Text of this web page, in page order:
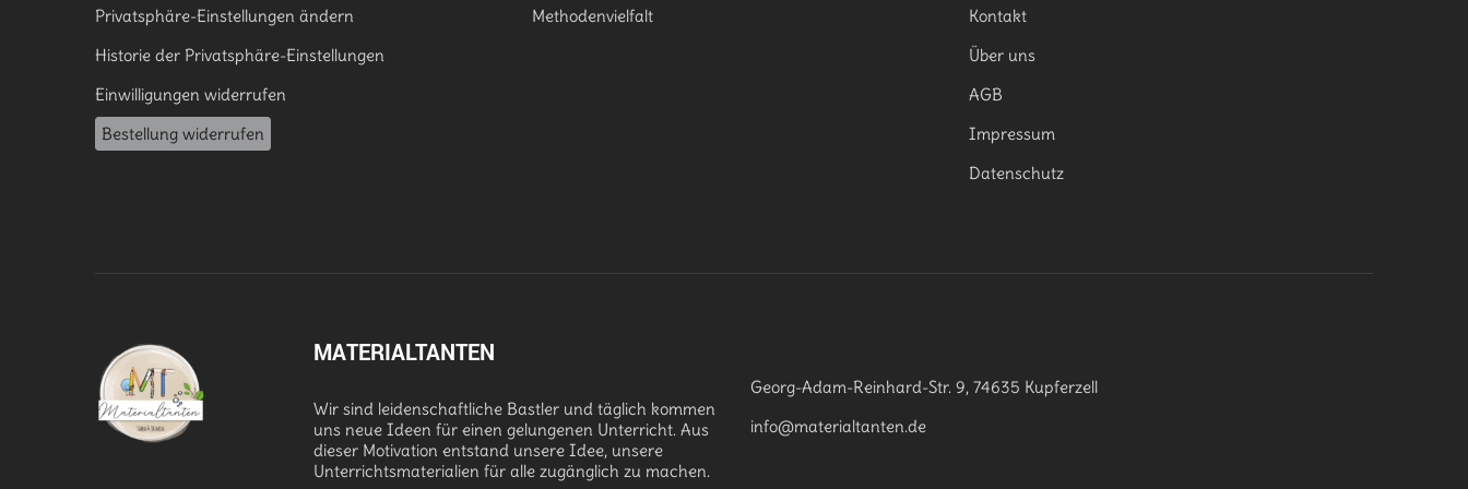
Privatsphäre-Einstellungen ändern
Historie der Privatsphäre-Einstellungen
Einwilligungen widerrufen
Bestellung widerrufen
Methodenvielfalt
Kontakt
Über uns
AGB
Impressum
Datenschutz
MATERIALTANTEN
Wir sind leidenschaftliche Bastler und täglich kommen
uns neue Ideen für einen gelungenen Unterricht. Aus
dieser Motivation entstand unsere Idee, unsere
Unterrichtsmaterialien für alle zugänglich zu machen.
Georg-Adam-Reinhard-Str. 9, 74635 Kupferzell
info@materialtanten.de